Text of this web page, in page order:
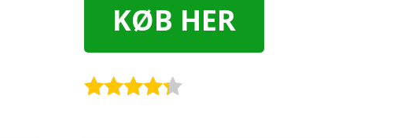
KØB HER